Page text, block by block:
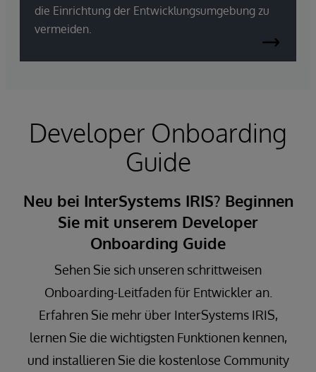
die Einrichtung der Entwicklungsumgebung zu
vermeiden.
Developer Onboarding
Guide
Neu bei InterSystems IRIS? Beginnen
Sie mit unserem Developer
Onboarding Guide
Sehen Sie sich unseren schrittweisen
Onboarding-Leitfaden für Entwickler an.
Erfahren Sie mehr über InterSystems IRIS,
lernen Sie die wichtigsten Funktionen kennen,
und installieren Sie die kostenlose Community